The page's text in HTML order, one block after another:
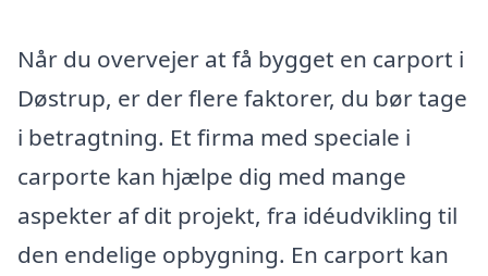
Når du overvejer at få bygget en carport i
Døstrup, er der flere faktorer, du bør tage
i betragtning. Et firma med speciale i
carporte kan hjælpe dig med mange
aspekter af dit projekt, fra idéudvikling til
den endelige opbygning. En carport kan